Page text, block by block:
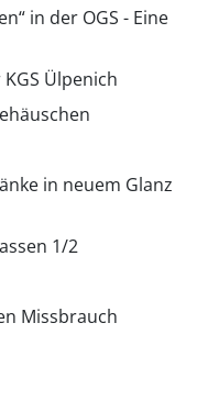
in der OGS - Eine
Ülpenich
in neuem Glanz
1/2
Missbrauch